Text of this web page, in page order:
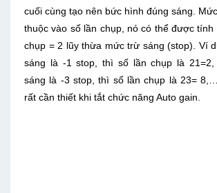
cuối cùng tạo nên bức hình đúng sáng.
thuộc vào số lần chụp, nó có thể được tính
chụp = 2 lũy thừa mức trừ sáng (stop). Ví
sáng là -1 stop, thì số lần chụp là 21=2,
sáng là -3 stop, thì số lần chụp là 23=
rất cần thiết khi tắt chức năng Auto gain.